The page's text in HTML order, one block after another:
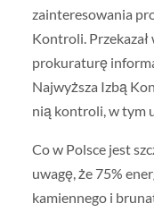
zainteresowania
Kontroli.
prokuraturę
Najwyższa Izbą
nią kontroli, w tym
Co w Polsce jest
uwagę, że 75%
kamiennego i